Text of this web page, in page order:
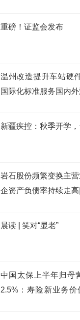
重磅！证监会发布
温州改造提升车站硬
国际化标准服务国内
新疆疾控：秋季开学
岩石股份频繁变换主
企资产负债率持续走
晨读 | 笑对“显老”
中国太保上半年归母
2.5%：寿险新业务